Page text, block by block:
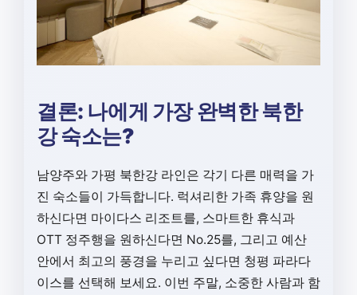
결론: 나에게 가장 완벽한 북한
강 숙소는?
남양주와 가평 북한강 라인은 각기 다른 매력을 가
진 숙소들이 가득합니다. 럭셔리한 가족 휴양을 원
하신다면 마이다스 리조트를, 스마트한 휴식과
OTT 정주행을 원하신다면 No.25를, 그리고 예산
안에서 최고의 풍경을 누리고 싶다면 청평 파라다
이스를 선택해 보세요. 이번 주말, 소중한 사람과 함